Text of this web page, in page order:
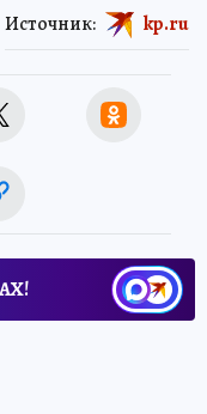
Источник: kp.ru